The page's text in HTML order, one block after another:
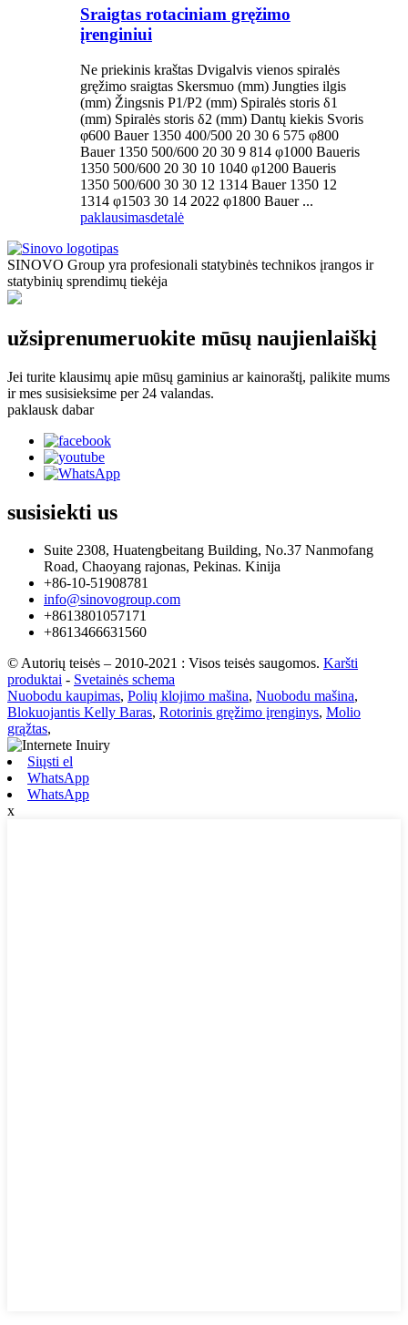
Sraigtas rotaciniam gręžimo
įrenginiui
Ne priekinis kraštas Dvigalvis vienos spiralės
gręžimo sraigtas Skersmuo (mm) Jungties ilgis
(mm) Žingsnis P1/P2 (mm) Spiralės storis δ1
(mm) Spiralės storis δ2 (mm) Dantų kiekis Svoris
φ600 Bauer 1350 400/500 20 30 6 575 φ800
Bauer 1350 500/600 20 30 9 814 φ1000 Baueris
1350 500/600 20 30 10 1040 φ1200 Baueris
1350 500/600 30 30 12 1314 Bauer 1350 12
1314 φ1503 30 14 2022 φ1800 Bauer ...
paklausimasdetalė
SINOVO Group yra profesionali statybinės technikos įrangos ir
statybinių sprendimų tiekėja
užsiprenumeruokite mūsų naujienlaiškį
Jei turite klausimų apie mūsų gaminius ar kainoraštį, palikite mums
ir mes susisieksime per 24 valandas.
paklausk dabar
susisiekti us
Suite 2308, Huatengbeitang Building, No.37 Nanmofang
Road, Chaoyang rajonas, Pekinas. Kinija
+86-10-51908781
info@sinovogroup.com
+8613801057171
+8613466631560
© Autorių teisės – 2010-2021 : Visos teisės saugomos. Karšti
produktai - Svetainės schema
Nuobodu kaupimas, Polių klojimo mašina, Nuobodu mašina,
Blokuojantis Kelly Baras, Rotorinis gręžimo įrenginys, Molio
grąžtas,
Siųsti el
WhatsApp
WhatsApp
x